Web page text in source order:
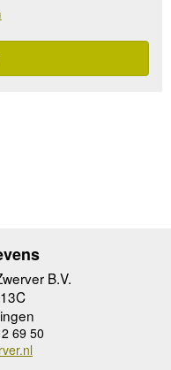
B.V.
69 50